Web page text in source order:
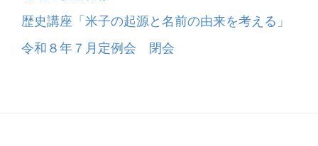
歴史講座「米子の起源と名前の由来を考える」
令和８年７月定例会 閉会